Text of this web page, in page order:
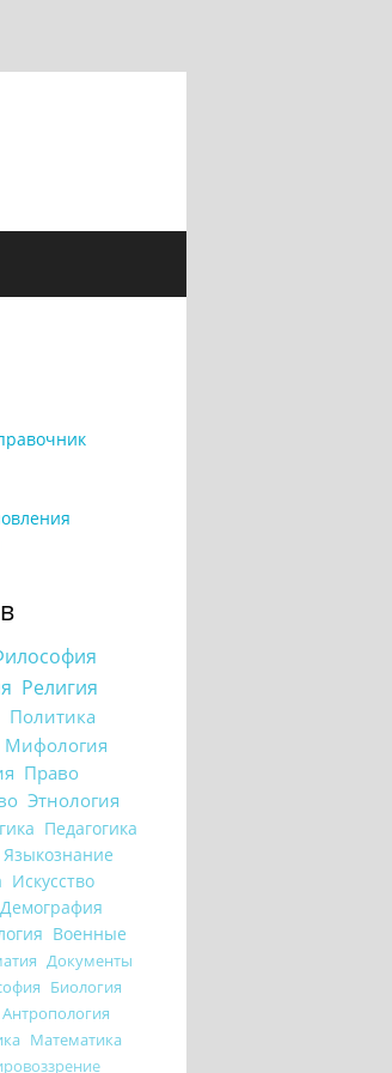
Религия
Политика
Мифология
Право
Этнология
Педагогика
Языкознание
Искусство
Демография
Военные
Документы
Биология
Антропология
Математика